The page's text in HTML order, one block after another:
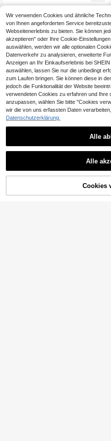
ricot einfarbiges Langarm Hemd mit
chnitten, asymmetrisch lang, und g
erade geschnittene weite Hose, Zw
CHF29,91 -1% CHF30,42
ZUM
Wir verwenden Cookies und ähnliche
von Ihnen angeforderten Service
Webseitenerlebnis zu bieten. Sie können
akzeptieren" oder Ihre Cookie-
auswählen, werden wir alle optionalen
Datenverkehr zu analysieren, erweiterte
Anzeigen an Ihr Einkaufserlebnis bei
auswählen, lassen Sie nur die unbedingt
zum Laufen bringen. Sie können diese in
jedoch die Funktionalität der Website
verwendeten Cookies zu erfahren und Ihre
anzupassen, wählen Sie bitte "Cookies
wir die von uns erfassten Daten verarbeiten,
Datenschutzerklärung.
Alle
Alle
Cookies